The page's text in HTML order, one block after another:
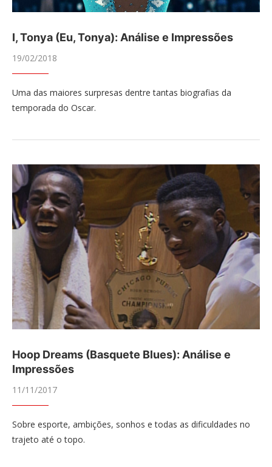
I, Tonya (Eu, Tonya): Análise e Impressões
19/02/2018
Uma das maiores surpresas dentre tantas biografias da
temporada do Oscar.
Hoop Dreams (Basquete Blues): Análise e
Impressões
11/11/2017
Sobre esporte, ambições, sonhos e todas as dificuldades no
trajeto até o topo.